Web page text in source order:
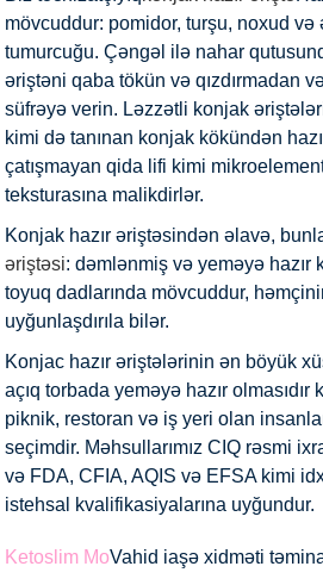
mövcuddur: pomidor, turşu, noxud və
tumurcuğu. Çəngəl ilə nahar
əriştəni qaba tökün və qızdırmadan
süfrəyə verin. Ləzzətli konjak
kimi də tanınan konjak kökündən
çatışmayan qida lifi kimi
teksturasına malikdirlər.
Konjak hazır əriştəsindən əlavə,
əriştəsi: dəmlənmiş və yeməyə hazır
toyuq dadlarında mövcuddur,
uyğunlaşdırıla bilər.
Konjac hazır əriştələrinin ən böyük
açıq torbada yeməyə hazır
piknik, restoran və iş yeri olan
seçimdir. Məhsullarımız CIQ rəsmi
və FDA, CFIA, AQIS və EFSA kimi
istehsal kvalifikasiyalarına uyğundur.
Ketoslim MoVahid iaşə xidməti